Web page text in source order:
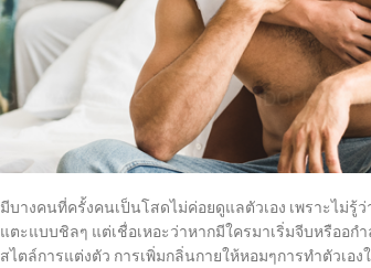
มีบางคนที่ครั้งคนเป็นโสดไม่ค่อยดูแลตัวเอง เพราะไม่รู้
แตะแบบชิลๆ แต่เชื่อเหอะว่าหากมีใครมาเริ่มจีบหรืออก
สไตล์การแต่งตัว การเพิ่มกลิ่นกายให้หอมๆการทำตัวเ